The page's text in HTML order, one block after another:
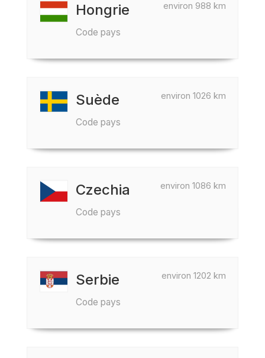
environ 988 km
Hongrie
Code pays
environ 1026 km
Suède
Code pays
environ 1086 km
Czechia
Code pays
environ 1202 km
Serbie
Code pays